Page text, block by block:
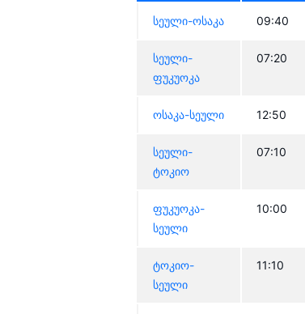
სეული-ოსაკა 09:40
სეული-
ფუკუოკა
07:20
ოსაკა-სეული 12:50
სეული-
ტოკიო
07:10
ფუკუოკა-
სეული
10:00
ტოკიო-
სეული
11:10